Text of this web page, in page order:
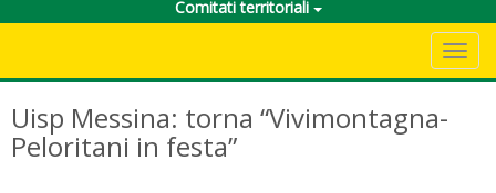
Comitati territoriali
Uisp Messina: torna “Vivimontagna-
Peloritani in festa”